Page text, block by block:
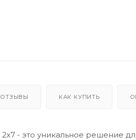
ОТЗЫВЫ КАК КУПИТЬ
- это уникальное решение